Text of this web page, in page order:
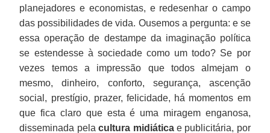
planejadores e economistas, e redesenhar o campo
das possibilidades de vida. Ousemos a pergunta: e se
essa operação de destampe da imaginação política
se estendesse à sociedade como um todo? Se por
vezes temos a impressão que todos almejam o
mesmo, dinheiro, conforto, segurança, ascenção
social, prestígio, prazer, felicidade, há momentos em
que fica claro que esta é uma miragem enganosa,
disseminada pelacultura midiáticae publicitária, por